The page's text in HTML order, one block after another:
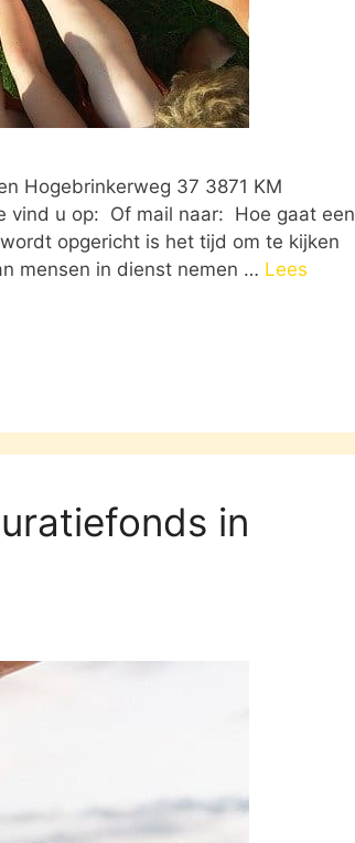
Hogebrinkerweg 37 3871 KM
vind u op: Of mail naar: Hoe gaat een
opgericht is het tijd om te kijken
mensen in dienst nemen … Lees
in